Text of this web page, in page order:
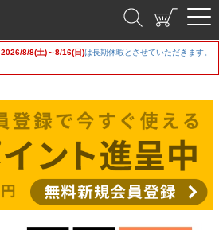
2026/8/8(土)～8/16(日)は長期休暇とさせていただきます。